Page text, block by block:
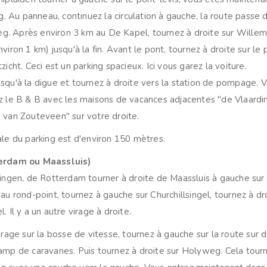
Au panneau, continuez la circulation à gauche, la route passe
Après environ 3 km au De Kapel, tournez à droite sur
1 km) jusqu'à la fin. Avant le pont, tournez à droite sur le
Ceci est un parking spacieux. Ici vous garez la voiture.
la digue et tournez à droite vers la station de pompage.
B & B avec les maisons de vacances adjacentes "de
Zouteveen" sur votre droite.
du parking est d'environ 150 mètres.
ou Maassluis)
de Rotterdam tourner à droite de Maassluis à gauche
rond-point, tournez à gauche sur Churchillsingel, tournez à
Il y a un autre virage à droite.
sur la bosse de vitesse, tournez à gauche sur la route sur
de caravanes. Puis tournez à droite sur Holyweg. Cela